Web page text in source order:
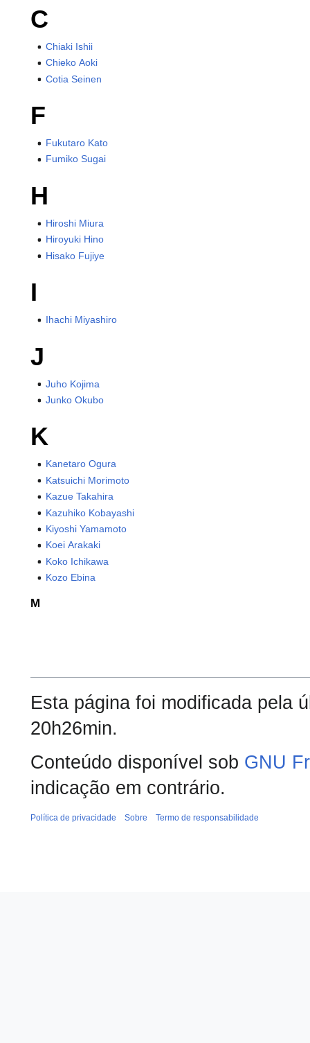
C
Chiaki Ishii
Chieko Aoki
Cotia Seinen
F
Fukutaro Kato
Fumiko Sugai
H
Hiroshi Miura
Hiroyuki Hino
Hisako Fujiye
I
Ihachi Miyashiro
J
Juho Kojima
Junko Okubo
K
Kanetaro Ogura
Katsuichi Morimoto
Kazue Takahira
Kazuhiko Kobayashi
Kiyoshi Yamamoto
Koei Arakaki
Koko Ichikawa
Kozo Ebina
M
Esta página foi modificada pela
20h26min.
Conteúdo disponível sob GNU
indicação em contrário.
Política de privacidade Sobre Termo de responsabilidade